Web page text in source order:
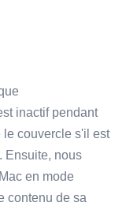
inactif pendant
le couvercle s'il est
Ensuite, nous
en mode
contenu de sa